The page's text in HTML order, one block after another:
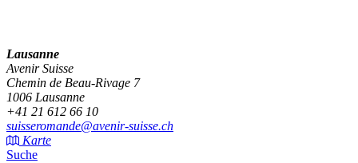
Lausanne
Avenir Suisse
Chemin de Beau-Rivage 7
1006 Lausanne
+41 21 612 66 10
suisseromande@avenir-suisse.ch
Karte
Suche